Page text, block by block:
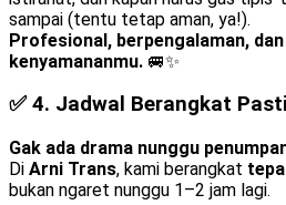
sampai (tentu tetap aman, ya!).
Profesional, berpengalaman,
kenyamananmu. 🚐✨
✅ 4. Jadwal Berangkat Pasti
Gak ada drama nunggu
Di Arni Trans, kami berangkat
bukan ngaret nunggu 1–2 jam lagi.